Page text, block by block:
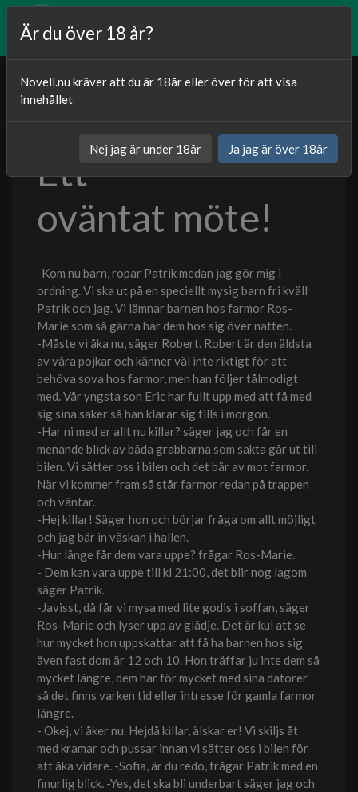
Kategori:Sexnoveller
Ett
oväntat möte!
-Kom nu barn, ropar Patrik medan jag gör mig i
ordning. Vi ska ut på en speciellt mysig barn fri kväll
Patrik och jag. Vi lämnar barnen hos farmor Ros-
Marie som så gärna har dem hos sig över natten.
-Måste vi åka nu, säger Robert. Robert är den äldsta
av våra pojkar och känner väl inte riktigt för att
behöva sova hos farmor, men han följer tålmodigt
med. Vår yngsta son Eric har fullt upp med att få med
sig sina saker så han klarar sig tills i morgon.
-Har ni med er allt nu killar? säger jag och får en
menande blick av båda grabbarna som sakta går ut till
bilen. Vi sätter oss i bilen och det bär av mot farmor.
När vi kommer fram så står farmor redan på trappen
och väntar.
-Hej killar! Säger hon och börjar fråga om allt möjligt
och jag bär in väskan i hallen.
-Hur länge får dem vara uppe? frågar Ros-Marie.
- Dem kan vara uppe till kl 21:00, det blir nog lagom
säger Patrik.
-Javisst, då får vi mysa med lite godis i soffan, säger
Ros-Marie och lyser upp av glädje. Det är kul att se
hur mycket hon uppskattar att få ha barnen hos sig
även fast dom är 12 och 10. Hon träffar ju inte dem så
mycket längre, dem har för mycket med sina datorer
så det finns varken tid eller intresse för gamla farmor
längre.
- Okej, vi åker nu. Hejdå killar, älskar er! Vi skiljs åt
med kramar och pussar innan vi sätter oss i bilen för
att åka vidare. -Sofia, är du redo, frågar Patrik med en
finurlig blick. -Yes, det ska bli underbart säger jag och
Är du över 18 år?
Novell.nu kräver att du är 18år eller över för att visa
innehållet
Nej jag är under 18år Ja jag är över 18år